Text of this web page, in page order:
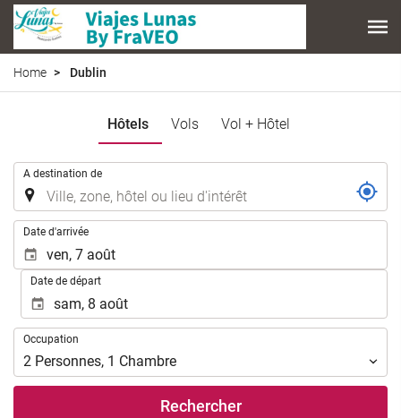
Home Dublin
Hôtels Vols Vol + Hôtel
A destination de
Date d'arrivée
Date de départ
Occupation
Occupation
2 Personnes, 1 Chambre
Rechercher